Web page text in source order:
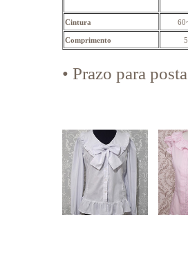
Cintura
Comprimento
• Prazo para